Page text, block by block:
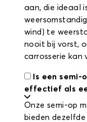
aan, die ideaal
wind) te
nooit bij vorst,
carrosserie kan
Is een
effectief als
Onze semi-op
bieden dezelfde